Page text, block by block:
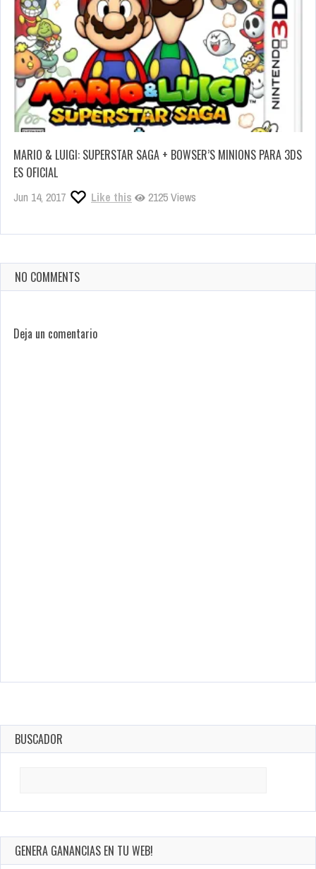
MARIO & LUIGI: SUPERSTAR SAGA + BOWSER’S MINIONS PARA 3DS
ES OFICIAL
Jun 14, 2017 Like this 2125 Views
NO COMMENTS
Deja un comentario
BUSCADOR
GENERA GANANCIAS EN TU WEB!